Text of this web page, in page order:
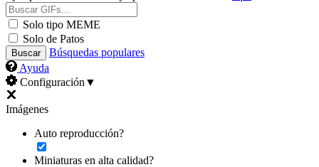
Solo tipo MEME
Solo de Patos
Búsquedas populares
Ayuda
Configuración ▼
Imágenes
Auto reproducción?
Miniaturas en alta calidad?